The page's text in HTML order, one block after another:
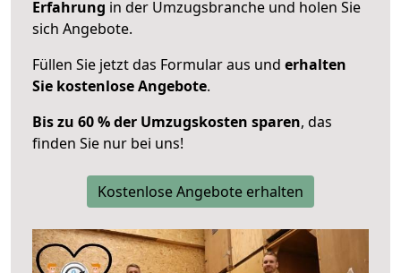
Erfahrung in der Umzugsbranche und holen Sie
sich Angebote.
Füllen Sie jetzt das Formular aus und erhalten
Sie kostenlose Angebote.
Bis zu 60 % der Umzugskosten sparen, das
finden Sie nur bei uns!
Kostenlose Angebote erhalten